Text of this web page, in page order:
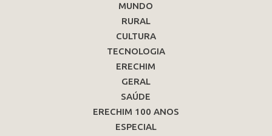
MUNDO
RURAL
CULTURA
TECNOLOGIA
ERECHIM
GERAL
SAÚDE
ERECHIM 100 ANOS
ESPECIAL